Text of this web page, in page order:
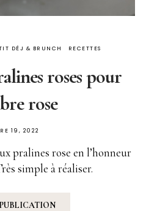
DÉJ & BRUNCH RECETTES
roses pour
rose
19, 2022
pralines rose en l’honneur
simple à réaliser.